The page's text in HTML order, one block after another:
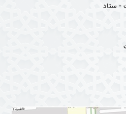
- ستاد